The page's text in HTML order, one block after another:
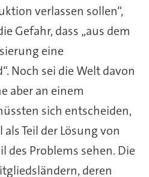
verlassen sollen“,
Gefahr, dass „aus dem
eine
Noch sei die Welt davon
aber an einem
sich entscheiden,
Teil der Lösung von
des Problems sehen. Die
deren